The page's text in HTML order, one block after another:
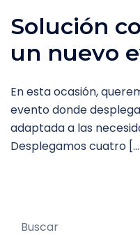
Solución
un nuevo
En esta ocasión,
evento donde
adaptada a las
Desplegamos cuatro
Buscar